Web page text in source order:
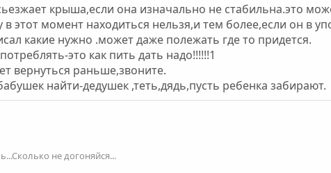
крыша,если она изначально не стабильна.это
этот момент находиться нельзя,и тем более,если он в
какие нужно .может даже полежать где то придется.
это как пить дать надо!!!!!!1
вернуться раньше,звоните.
найти-дедушек ,теть,дядь,пусть ребенка забирают.
не догоняйся...